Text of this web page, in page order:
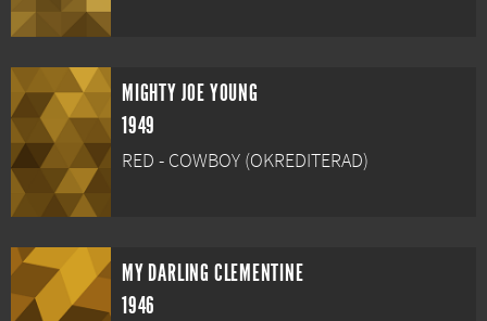
MIGHTY JOE YOUNG
1949
RED - COWBOY (OKREDITERAD)
MY DARLING CLEMENTINE
1946